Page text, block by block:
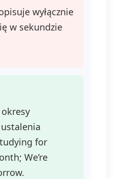
wyłącznie
w sekundzie
for
We’re